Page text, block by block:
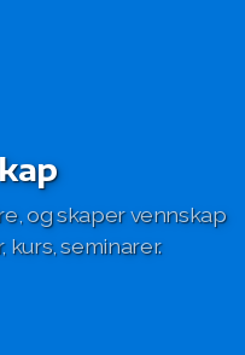
og skaper vennskap
kurs, seminarer.